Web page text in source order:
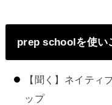
prep schoolを使い
【聞く】ネイティ
ップ